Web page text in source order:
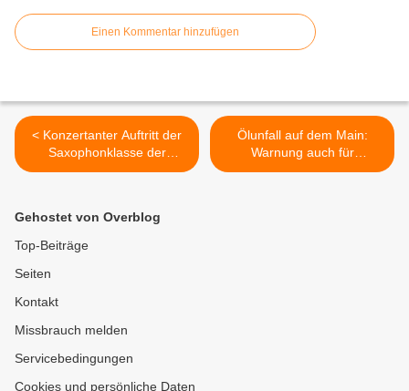
Einen Kommentar hinzufügen
< Konzertanter Auftritt der
Saxophonklasse der
Musikschule beim
Ölunfall auf dem Main:
Warnung auch für
Hundebesitzer in
Gehostet von Overblog
Top-Beiträge
Seiten
Kontakt
Missbrauch melden
Servicebedingungen
Cookies und persönliche Daten